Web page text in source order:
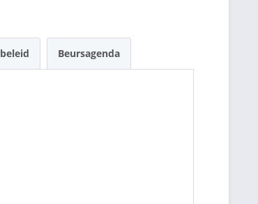
Beursagenda